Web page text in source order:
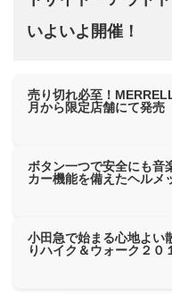
いよいよ開催！
売り切れ必至！
月から限定店舗にて発売
ボタン一つで安全にも音
カー機能を備えたヘルメ
小田急で始まる心地よい
りハイク＆ウォーク２０